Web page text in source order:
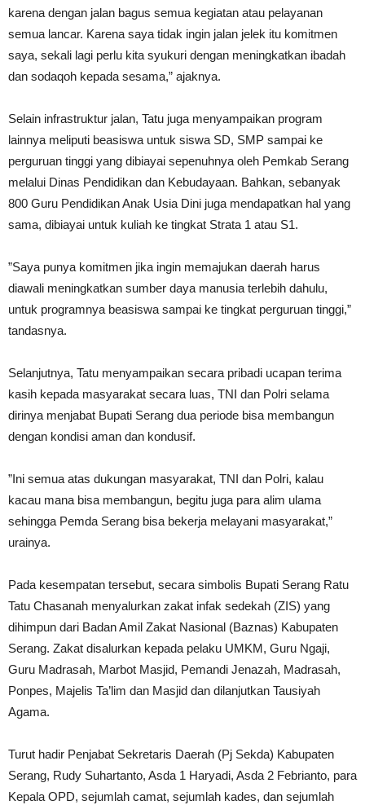
karena dengan jalan bagus semua kegiatan atau pelayanan
semua lancar. Karena saya tidak ingin jalan jelek itu komitmen
saya, sekali lagi perlu kita syukuri dengan meningkatkan ibadah
dan sodaqoh kepada sesama,” ajaknya.
Selain infrastruktur jalan, Tatu juga menyampaikan program
lainnya meliputi beasiswa untuk siswa SD, SMP sampai ke
perguruan tinggi yang dibiayai sepenuhnya oleh Pemkab Serang
melalui Dinas Pendidikan dan Kebudayaan. Bahkan, sebanyak
800 Guru Pendidikan Anak Usia Dini juga mendapatkan hal yang
sama, dibiayai untuk kuliah ke tingkat Strata 1 atau S1.
”Saya punya komitmen jika ingin memajukan daerah harus
diawali meningkatkan sumber daya manusia terlebih dahulu,
untuk programnya beasiswa sampai ke tingkat perguruan tinggi,”
tandasnya.
Selanjutnya, Tatu menyampaikan secara pribadi ucapan terima
kasih kepada masyarakat secara luas, TNI dan Polri selama
dirinya menjabat Bupati Serang dua periode bisa membangun
dengan kondisi aman dan kondusif.
”Ini semua atas dukungan masyarakat, TNI dan Polri, kalau
kacau mana bisa membangun, begitu juga para alim ulama
sehingga Pemda Serang bisa bekerja melayani masyarakat,”
urainya.
Pada kesempatan tersebut, secara simbolis Bupati Serang Ratu
Tatu Chasanah menyalurkan zakat infak sedekah (ZIS) yang
dihimpun dari Badan Amil Zakat Nasional (Baznas) Kabupaten
Serang. Zakat disalurkan kepada pelaku UMKM, Guru Ngaji,
Guru Madrasah, Marbot Masjid, Pemandi Jenazah, Madrasah,
Ponpes, Majelis Ta’lim dan Masjid dan dilanjutkan Tausiyah
Agama.
Turut hadir Penjabat Sekretaris Daerah (Pj Sekda) Kabupaten
Serang, Rudy Suhartanto, Asda 1 Haryadi, Asda 2 Febrianto, para
Kepala OPD, sejumlah camat, sejumlah kades, dan sejumlah